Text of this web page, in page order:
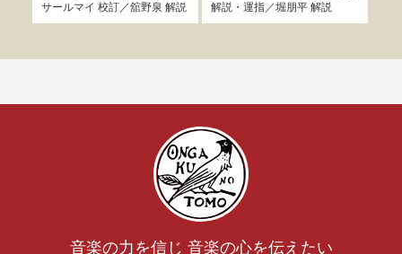
サールマイ 校訂／舘野泉 解説
解説・運指／堀朋平解説
音楽の力を信じ 音楽の心を伝えたい